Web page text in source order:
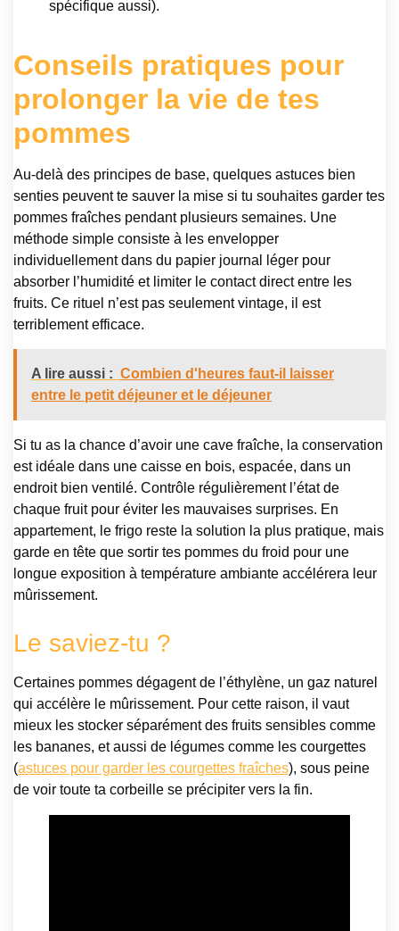
spécifique aussi).
Conseils pratiques pour
prolonger la vie de tes
pommes
Au-delà des principes de base, quelques astuces bien
senties peuvent te sauver la mise si tu souhaites garder tes
pommes fraîches pendant plusieurs semaines. Une
méthode simple consiste à les envelopper
individuellement dans du papier journal léger pour
absorber l’humidité et limiter le contact direct entre les
fruits. Ce rituel n’est pas seulement vintage, il est
terriblement efficace.
A lire aussi : Combien d'heures faut-il laisser
entre le petit déjeuner et le déjeuner
Si tu as la chance d’avoir une cave fraîche, la conservation
est idéale dans une caisse en bois, espacée, dans un
endroit bien ventilé. Contrôle régulièrement l’état de
chaque fruit pour éviter les mauvaises surprises. En
appartement, le frigo reste la solution la plus pratique, mais
garde en tête que sortir tes pommes du froid pour une
longue exposition à température ambiante accélérera leur
mûrissement.
Le saviez-tu ?
Certaines pommes dégagent de l’éthylène, un gaz naturel
qui accélère le mûrissement. Pour cette raison, il vaut
mieux les stocker séparément des fruits sensibles comme
les bananes, et aussi de légumes comme les courgettes
(astuces pour garder les courgettes fraîches), sous peine
de voir toute ta corbeille se précipiter vers la fin.